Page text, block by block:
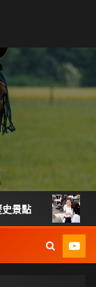
家庭主婦